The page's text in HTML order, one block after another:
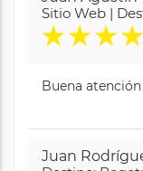
Sitio Web |
★★★★
Buena
Juan